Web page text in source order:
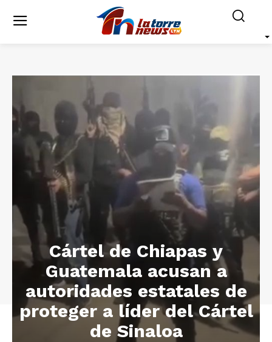
Cártel de Chiapas y
Guatemala acusan a
autoridades estatales de
proteger a líder del Cártel
de Sinaloa